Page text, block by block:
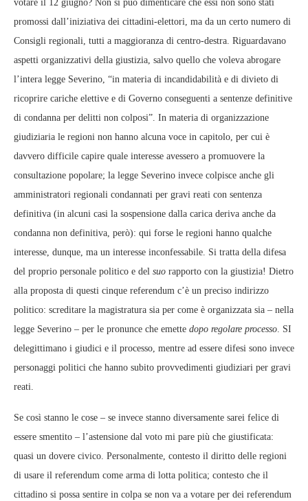
votare il 12 giugno? Non si può dimenticare che essi non sono stati
promossi dall’iniziativa dei cittadini-elettori, ma da un certo numero di
Consigli regionali, tutti a maggioranza di centro-destra. Riguardavano
aspetti organizzativi della giustizia, salvo quello che voleva abrogare
l’intera legge Severino, “in materia di incandidabilità e di divieto di
ricoprire cariche elettive e di Governo conseguenti a sentenze definitive
di condanna per delitti non colposi”. In materia di organizzazione
giudiziaria le regioni non hanno alcuna voce in capitolo, per cui è
davvero difficile capire quale interesse avessero a promuovere la
consultazione popolare; la legge Severino invece colpisce anche gli
amministratori regionali condannati per gravi reati con sentenza
definitiva (in alcuni casi la sospensione dalla carica deriva anche da
condanna non definitiva, però): qui forse le regioni hanno qualche
interesse, dunque, ma un interesse inconfessabile. Si tratta della difesa
del proprio personale politico e del suo rapporto con la giustizia! Dietro
alla proposta di questi cinque referendum c’è un preciso indirizzo
politico: screditare la magistratura sia per come è organizzata sia – nella
legge Severino – per le pronunce che emette dopo regolare processo. SI
delegittimano i giudici e il processo, mentre ad essere difesi sono invece
personaggi politici che hanno subito provvedimenti giudiziari per gravi
reati.
Se così stanno le cose – se invece stanno diversamente sarei felice di
essere smentito – l’astensione dal voto mi pare più che giustificata:
quasi un dovere civico. Personalmente, contesto il diritto delle regioni
di usare il referendum come arma di lotta politica; contesto che il
cittadino si possa sentire in colpa se non va a votare per dei referendum